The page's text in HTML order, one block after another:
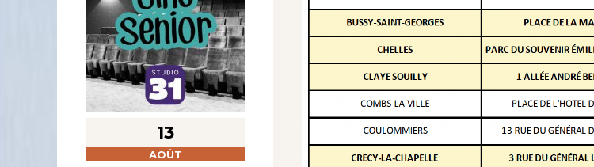
13
AOÛT